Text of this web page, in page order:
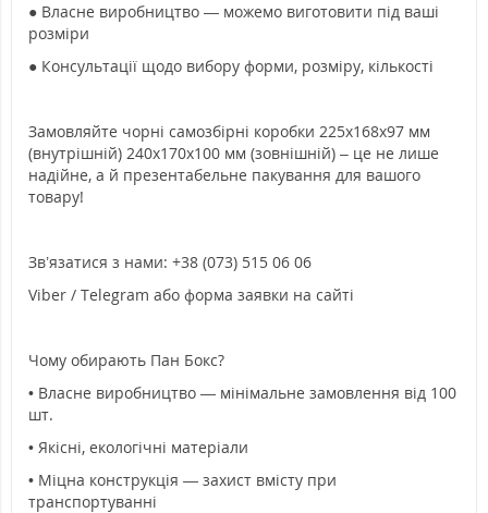
● Власне виробництво — можемо виготовити під ваші
розміри
● Консультації щодо вибору форми, розміру, кількості
Замовляйте чорні самозбірні коробки 225х168х97 мм
(внутрішній) 240х170х100 мм (зовнішній) – це не лише
надійне, а й презентабельне пакування для вашого
товару!
Зв’язатися з нами: +38 (073) 515 06 06
Viber / Telegram або форма заявки на сайті
Чому обирають Пан Бокс?
• Власне виробництво — мінімальне замовлення від 100
шт.
• Якісні, екологічні матеріали
• Міцна конструкція — захист вмісту при
транспортуванні